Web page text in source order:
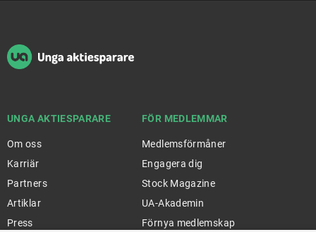
UNGA AKTIESPARARE
Om oss
Karriär
Partners
Artiklar
Press
FÖR MEDLEMMAR
Medlemsförmåner
Engagera dig
Stock Magazine
UA-Akademin
Förnya medlemskap